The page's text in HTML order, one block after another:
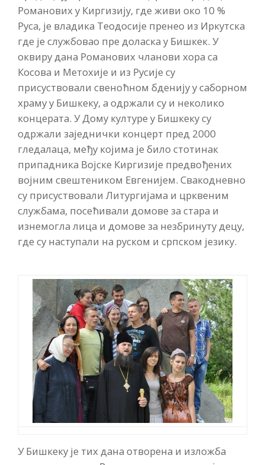
Романових у Киргизију, где живи око 10 %
Руса, је владика Теодосије пренео из Иркутска
где је службовао пре доласка у Бишкек. У
оквиру дана Романових чланови хора са
Косова и Метохије и из Русије су
присуствовали свеноћном бденију у саборном
храму у Бишкеку, а одржали су и неколико
концерата. У Дому културе у Бишкеку су
одржали заједнички концерт пред 2000
гледалаца, међу којима је било стотинак
припадника Војске Киргизије предвођених
војним свештеником Евгенијем. Свакодневно
су присуствовали Литургијама и црквеним
службама, посећивали домове за стара и
изнемогла лица и домове за незбринуту децу,
где су наступали на руском и српском језику.
У Бишкеку је тих дана отворена и изложба